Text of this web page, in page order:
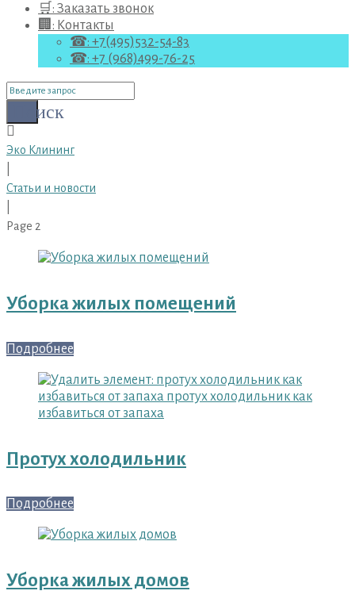
🛒: Заказать звонок
🏢: Контакты
☎: +7(495)532-54-83
☎: +7 (968)499-76-25
Поиск
для:Поиск
Эко Клининг
Статьи и новости
Page 2
Статьи
новости
Уборка жилых помещений
Подробнее
Протух холодильник
Подробнее
Уборка жилых домов